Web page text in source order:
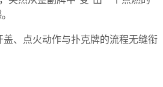
、点火动作与扑克牌的流程无缝衔